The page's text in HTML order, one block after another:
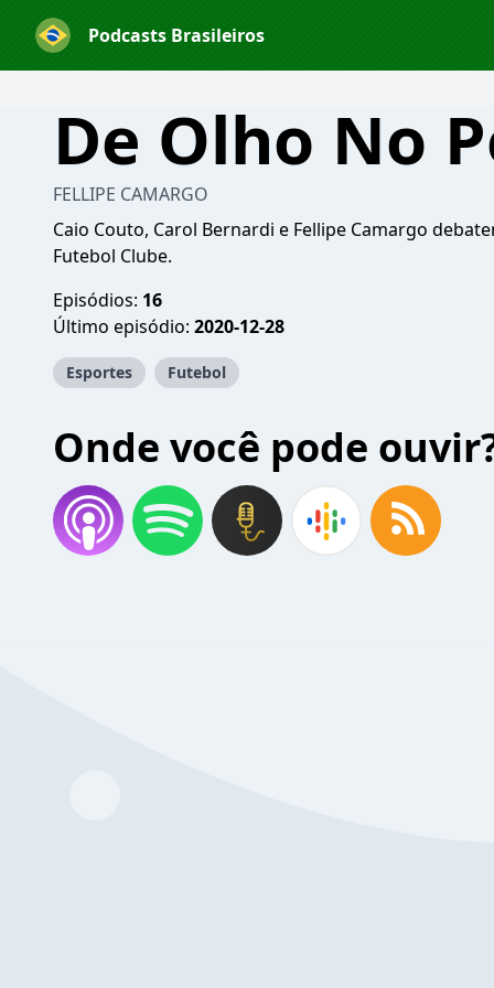
Podcasts Brasileiros
De Olho No
FELLIPE CAMARGO
Caio Couto, Carol Bernardi e Fellipe Camargo
Futebol Clube.
Episódios: 16
Último episódio: 2020-12-28
Esportes Futebol
Onde você pode